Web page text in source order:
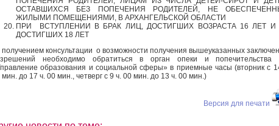
ОСТАВШИХСЯ БЕЗ ПОПЕЧЕНИЯ РОДИТЕЛЕЙ, НЕ
ЖИЛЫМИ ПОМЕЩЕНИЯМИ, В АРХАНГЕЛЬСКОЙ ОБЛАСТИ
ПРИ ВСТУПЛЕНИИ В БРАК ЛИЦ, ДОСТИГШИХ ВОЗРАСТА 16 ЛЕТ И
ДОСТИГШИХ 18 ЛЕТ
получением консультации о возможности получения вышеуказанных
необходимо обратиться в орган опеки и
образования и социальной сферы» в приемные часы (вторник с
мин. до 17 ч. 00 мин., четверг с 9 ч. 00 мин. до 13 ч. 00 мин.)
Версия для печати